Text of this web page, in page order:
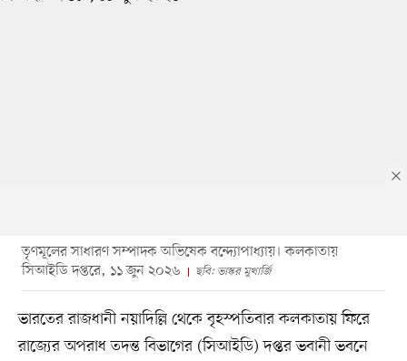
তৃণমূলের সাধারণ সম্পাদক অভিষেক বন্দ্যোপাধ্যায়। কলকাতায়
সিআইডি দপ্তরে, ১১ জুন ২০২৬
ছবি: ভাস্কর মুখার্জি
ভারতের রাজধানী নয়াদিল্লি থেকে বৃহস্পতিবার কলকাতায় ফিরে
রাজ্যের অপরাধ তদন্ত বিভাগের (সিআইডি) দপ্তর ভবানী ভবনে